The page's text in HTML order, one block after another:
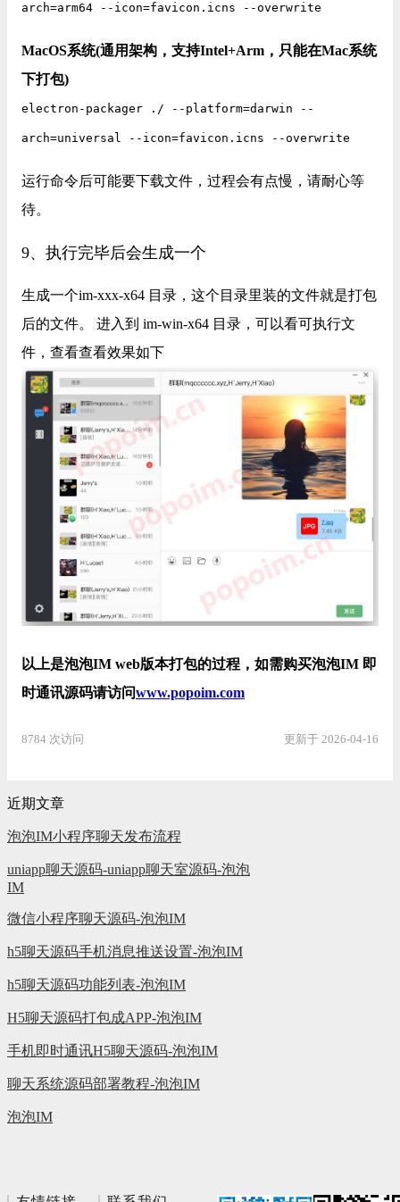
arch=arm64 --icon=favicon.icns --overwrite
MacOS系统(通用架构，支持Intel+Arm，只能在Mac系统
下打包)
electron-packager ./ --platform=darwin --
arch=universal --icon=favicon.icns --overwrite
运行命令后可能要下载文件，过程会有点慢，请耐心等
待。
9、执行完毕后会生成一个
生成一个im-xxx-x64 目录，这个目录里装的文件就是打包
后的文件。 进入到 im-win-x64 目录，可以看可执行文
件，查看查看效果如下
以上是泡泡IM web版本打包的过程，如需购买泡泡IM 即
时通讯源码请访问www.popoim.com
8784 次访问 更新于 2026-04-16
近期文章
泡泡IM小程序聊天发布流程
uniapp聊天源码-uniapp聊天室源码-泡泡
IM
微信小程序聊天源码-泡泡IM
h5聊天源码手机消息推送设置-泡泡IM
h5聊天源码功能列表-泡泡IM
H5聊天源码打包成APP-泡泡IM
手机即时通讯H5聊天源码-泡泡IM
聊天系统源码部署教程-泡泡IM
泡泡IM